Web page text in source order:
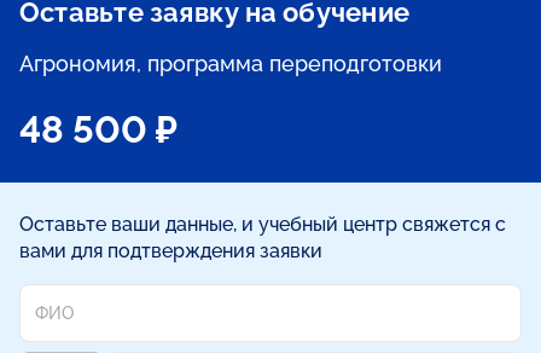
Оставьте заявку на обучение
Агрономия, программа переподготовки
48 500 ₽
Оставьте ваши данные, и учебный центр свяжется с
вами для подтверждения заявки